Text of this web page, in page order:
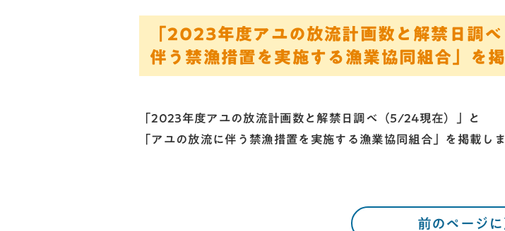
「2023年度アユの放流計画数と解禁日調
伴う禁漁措置を実施する漁業協同組合」を掲
「2023年度アユの放流計画数と解禁日調べ（5/24現在）」
と
「アユの放流に伴う禁漁措置を実施する漁業協同組合」 を掲載し
前のページに